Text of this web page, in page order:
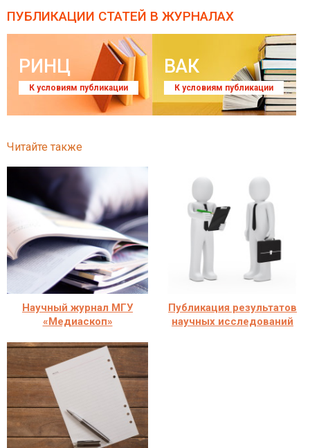
ПУБЛИКАЦИИ СТАТЕЙ В ЖУРНАЛАХ
РИНЦ
К условиям публикации
ВАК
К условиям публикации
Читайте также
Научный журнал МГУ
«Медиаскоп»
Публикация результатов
научных исследований